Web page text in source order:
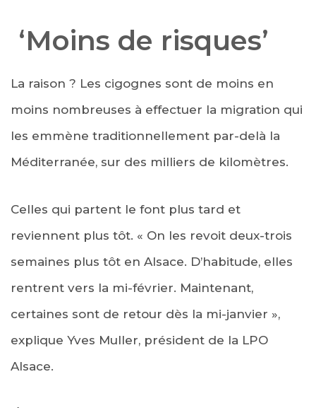
‘Moins de risques’
La raison ? Les cigognes sont de moins en
moins nombreuses à effectuer la migration qui
les emmène traditionnellement par-delà la
Méditerranée, sur des milliers de kilomètres.
Celles qui partent le font plus tard et
reviennent plus tôt. « On les revoit deux-trois
semaines plus tôt en Alsace. D’habitude, elles
rentrent vers la mi-février. Maintenant,
certaines sont de retour dès la mi-janvier »,
explique Yves Muller, président de la LPO
Alsace.